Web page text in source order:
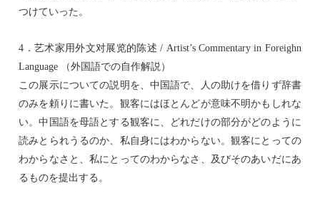
つけていった。
4．艺术家用外文对展览的陈述 / Artist’s Commentary in Foreighn
Language （外国語での自作解説）
この展示についての説明を、中国語で、人の助けを借りず辞書
のみを頼りに書いた。観客にはほとんどが意味不明かもしれな
い。中国語を母語とする観客に、どれだけの部分がどのように
読みとられうるのか、私自身にはわからない。観客にとっての
わからなさと、私にとってのわからなさ、及びそのあいだにあ
るものを提出する。